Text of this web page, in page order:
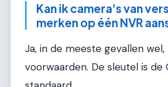
Kan ik camera's van
merken op één NVR
Ja, in de meeste gevallen
voorwaarden. De sleutel is de